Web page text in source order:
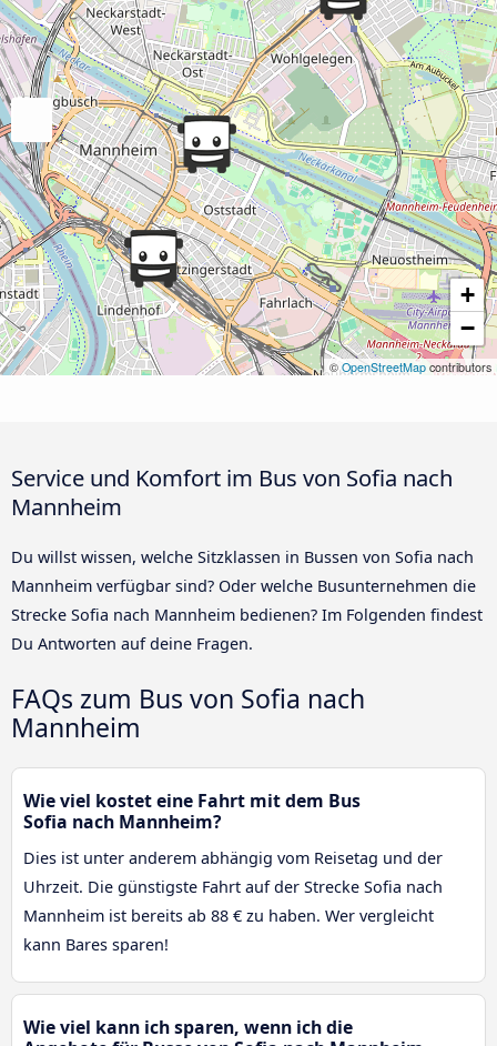
+
−
©OpenStreetMap contributors
Service und Komfort im Bus von Sofia nach
Mannheim
Du willst wissen, welche Sitzklassen in Bussen von Sofia nach
Mannheim verfügbar sind? Oder welche Busunternehmen die
Strecke Sofia nach Mannheim bedienen? Im Folgenden findest
Du Antworten auf deine Fragen.
FAQs zum Bus von Sofia nach
Mannheim
Wie viel kostet eine Fahrt mit dem Bus
Sofia nach Mannheim?
Dies ist unter anderem abhängig vom Reisetag und der
Uhrzeit. Die günstigste Fahrt auf der Strecke Sofia nach
Mannheim ist bereits ab 88 € zu haben. Wer vergleicht
kann Bares sparen!
Wie viel kann ich sparen, wenn ich die